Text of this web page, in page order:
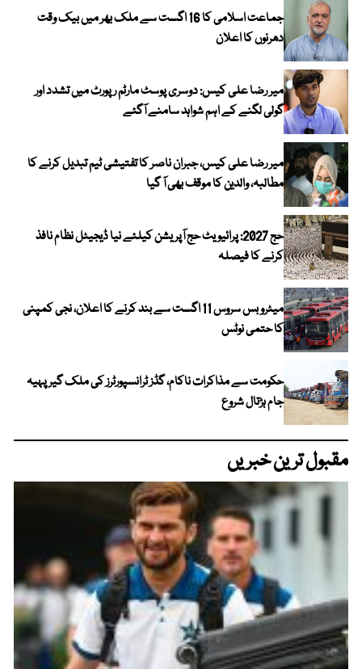
جماعت اسلامی کا 16 اگست سے ملک بھر میں بیک وقت
دھرنوں کا اعلان
میر رضا علی کیس: دوسری پوسٹ مارٹم رپورٹ میں تشدد اور
گولی لگنے کے اہم شواہد سامنے آگئے
میر رضا علی کیس، جبران ناصر کا تفتیشی ٹیم تبدیل کرنے کا
مطالبہ، والدین کا موقف بھی آ گیا
حج 2027: پرائیویٹ حج آپریشن کیلئے نیا ڈیجیٹل نظام نافذ
کرنے کا فیصلہ
میٹرو بس سروس 11 اگست سے بند کرنے کا اعلان، نجی کمپنی
کا حتمی نوٹس
حکومت سے مذاکرات ناکام، گڈز ٹرانسپورٹرز کی ملک گیر پہیہ
جام ہڑتال شروع
مقبول ترین خبریں